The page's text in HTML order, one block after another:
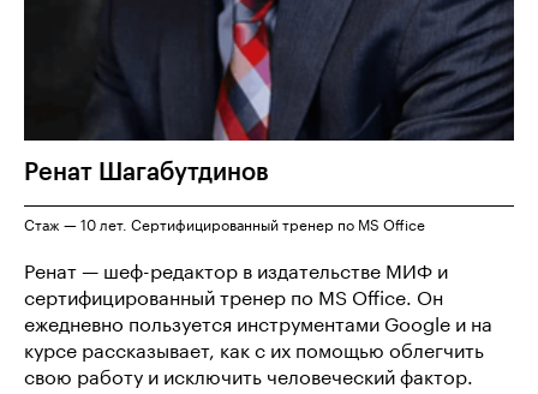
Ренат Шагабутдинов
Стаж — 10 лет. Сертифицированный тренер по MS Office
Ренат — шеф-редактор в издательстве МИФ и
сертифицированный тренер по MS Office. Он
ежедневно пользуется инструментами Google и на
курсе рассказывает, как с их помощью облегчить
свою работу и исключить человеческий фактор.